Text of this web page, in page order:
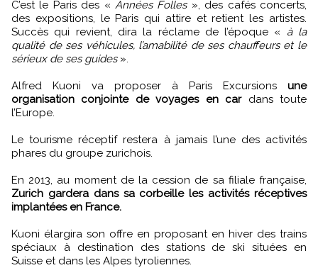
C’est le Paris des « Années Folles», des cafés concerts,
des expositions, le Paris qui attire et retient les artistes.
Succès qui revient, dira la réclame de l’époque « à la
qualité de ses véhicules, l’amabilité de ses chauffeurs et le
sérieux de ses guides».
Alfred Kuoni va proposer à Paris Excursions une
organisation conjointe de voyages en cardans toute
l’Europe.
Le tourisme réceptif restera à jamais l’une des activités
phares du groupe zurichois.
En 2013, au moment de la cession de sa filiale française,
Zurich gardera dans sa corbeille les activités réceptives
implantées en France.
Kuoni élargira son offre en proposant en hiver des trains
spéciaux à destination des stations de ski situées en
Suisse et dans les Alpes tyroliennes.